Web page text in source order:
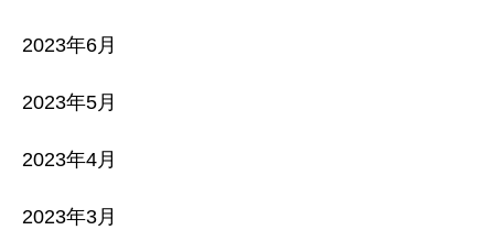
2023年6月
2023年5月
2023年4月
2023年3月